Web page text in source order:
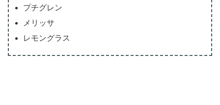
プチグレン
メリッサ
レモングラス